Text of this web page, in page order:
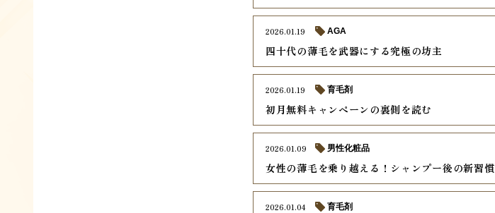
四十代の薄毛を武器にする究極の坊主
2026.01.19 AGA
初月無料キャンペーンの裏側を読む
2026.01.19 育毛剤
女性の薄毛を乗り越える！シャンプー後の新習慣
2026.01.09 男性化粧品
2026.01.04 育毛剤